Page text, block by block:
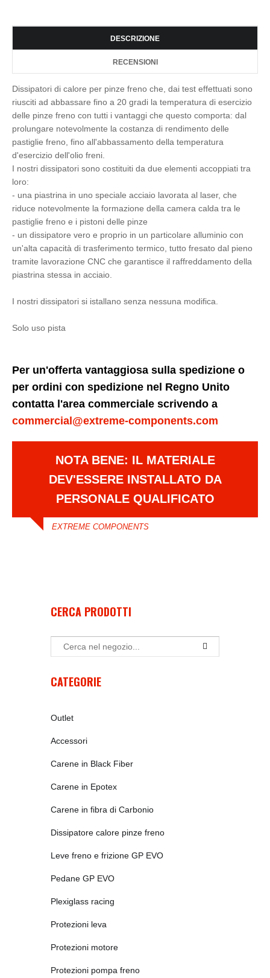
DESCRIZIONE
RECENSIONI
Dissipatori di calore per pinze freno che, dai test effettuati sono
riusciti ad abbassare fino a 20 gradi la temperatura di esercizio
delle pinze freno con tutti i vantaggi che questo comporta: dal
prolungare notevolmente la costanza di rendimento delle
pastiglie freno, fino all'abbassamento della temperatura
d'esercizio dell'olio freni.
I nostri dissipatori sono costituiti da due elementi accoppiati tra
loro:
- una piastrina in uno speciale acciaio lavorata al laser, che
riduce notevolmente la formazione della camera calda tra le
pastiglie freno e i pistoni delle pinze
- un dissipatore vero e proprio in un particolare alluminio con
un'alta capacità di trasferimento termico, tutto fresato dal pieno
tramite lavorazione CNC che garantisce il raffreddamento della
piastrina stessa in acciaio.
I nostri dissipatori si istallano senza nessuna modifica.
Solo uso pista
Per un'offerta vantaggiosa sulla spedizione o
per ordini con spedizione nel Regno Unito
contatta l'area commerciale scrivendo a
commercial@extreme-components.com
NOTA BENE: IL MATERIALE
DEV'ESSERE INSTALLATO DA
PERSONALE QUALIFICATO
EXTREME COMPONENTS
CERCA PRODOTTI
CATEGORIE
Outlet
Accessori
Carene in Black Fiber
Carene in Epotex
Carene in fibra di Carbonio
Dissipatore calore pinze freno
Leve freno e frizione GP EVO
Pedane GP EVO
Plexiglass racing
Protezioni leva
Protezioni motore
Protezioni pompa freno